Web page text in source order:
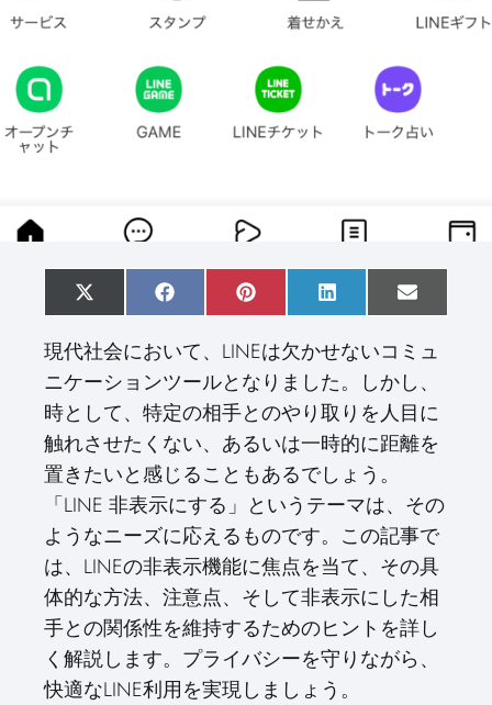
S
h
r
o
X
(
w
t
e
r
)
S
h
r
e
o
n
F
a
e
b
o
o
k
S
h
r
o
n
P
i
t
r
e
s
t
S
h
r
o
n
L
i
k
d
I
n
S
h
o
n
E
m
現代社会において、LINEは欠かせないコミュ
ニケーションツールとなりました。しかし、
時として、特定の相手とのやり取りを人目に
触れさせたくない、あるいは一時的に距離を
置きたいと感じることもあるでしょう。
「LINE 非表示にする」というテーマは、その
ようなニーズに応えるものです。この記事で
は、LINEの非表示機能に焦点を当て、その具
体的な方法、注意点、そして非表示にした相
手との関係性を維持するためのヒントを詳し
く解説します。プライバシーを守りながら、
快適なLINE利用を実現しましょう。